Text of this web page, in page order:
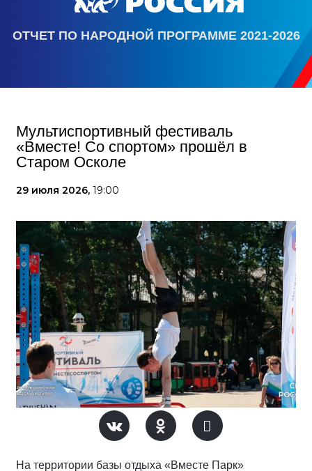
ОТЧЕТ ПО НАРОДНОЙ ПРОГРАММЕ 2021-2026
Мультиспортивный фестиваль
«Вместе! Со спортом» прошёл в
Старом Осколе
29 июля 2026, 19:00
На территории базы отдыха «Вместе Парк»